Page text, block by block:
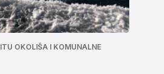
OKOLIŠA I KOMUNALNE